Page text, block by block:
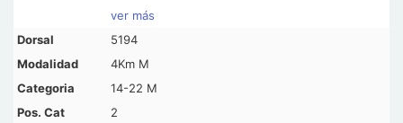
ver más
5194
4Km M
14-22 M
2